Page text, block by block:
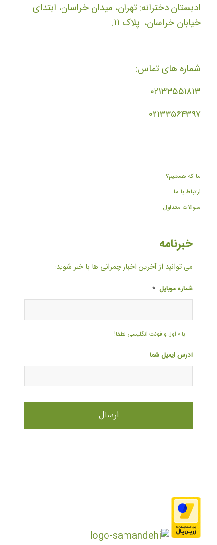
ادبستان دخترانه: تهران، میدان خراسان، ابتدای
خیابان خراسان، پلاک ۱۱.
شماره های تماس:
۰۲۱۳۳۵۵۱۸۱۳
۰۲۱۳۳۵۶۴۳۹۷
ما که هستیم؟
ارتباط با ما
سوالات متداول
خبرنامه
می توانید از آخرین اخبار چمرانی ها با خبر شوید:
شماره موبایل *
با ۰ اول و فونت انگلیسی لطفا!
آدرس ایمیل شما